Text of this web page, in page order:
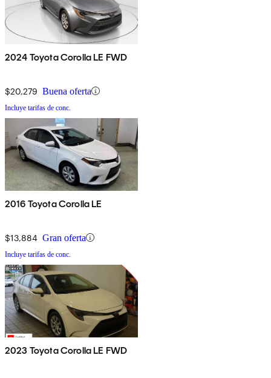
2024 Toyota Corolla LE FWD
$20,279 Buena oferta
Incluye tarifas de conc.
2016 Toyota Corolla LE
$13,884 Gran oferta
Incluye tarifas de conc.
2023 Toyota Corolla LE FWD